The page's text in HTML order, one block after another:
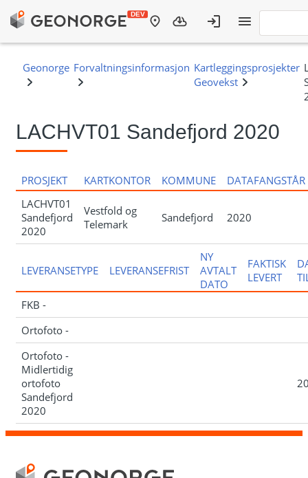
LACHVT01 Sandefjord 2020
PROSJEKT KARTKONTOR KOMMUNE
DATAFANGSTÅR
LACHVT01
Sandefjord
2020
Vestfold og
Telemark
Sandefjord 2020
LEVERANSETYPE LEVERANSEFRIST
NY
AVTALT
DATO
FAKTISK
LEVERT
FKB -
Ortofoto -
Ortofoto -
Midlertidig
ortofoto
Sandefjord
2020